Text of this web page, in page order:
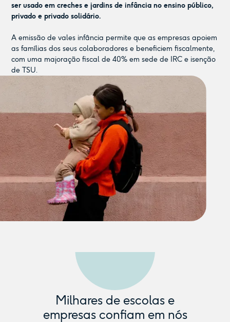
ser usado em creches e jardins de infância no ensino público,
privado e privado solidário.
A emissão de vales infância permite que as empresas apoiem
as famílias dos seus colaboradores e beneficiem fiscalmente,
com uma majoração fiscal de 40% em sede de IRC e isenção
de TSU.
Milhares de escolas e
empresas confiam em nós